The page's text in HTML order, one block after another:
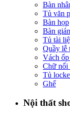
Bàn
Tủ văn
Bàn họp
Bàn
Tủ tài
Quầy lễ
Vách
Chữ nổi
Tủ
Ghế
Nội thất